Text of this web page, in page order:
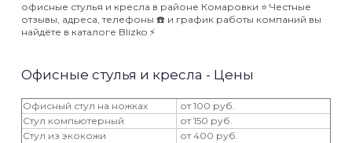
офисные стулья и кресла в районе Комаровки ⭐️ Честные
отзывы, адреса, телефоны ☎️ и график работы компаний вы
найдёте в каталоге Blizko ⚡️
Офисные стулья и кресла - Цены
Офисный стул на ножках
от 100 руб.
Стул компьютерный
от 150 руб.
Стул из экокожи
от 400 руб.